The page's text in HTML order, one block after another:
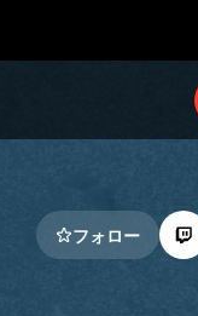
フォロー